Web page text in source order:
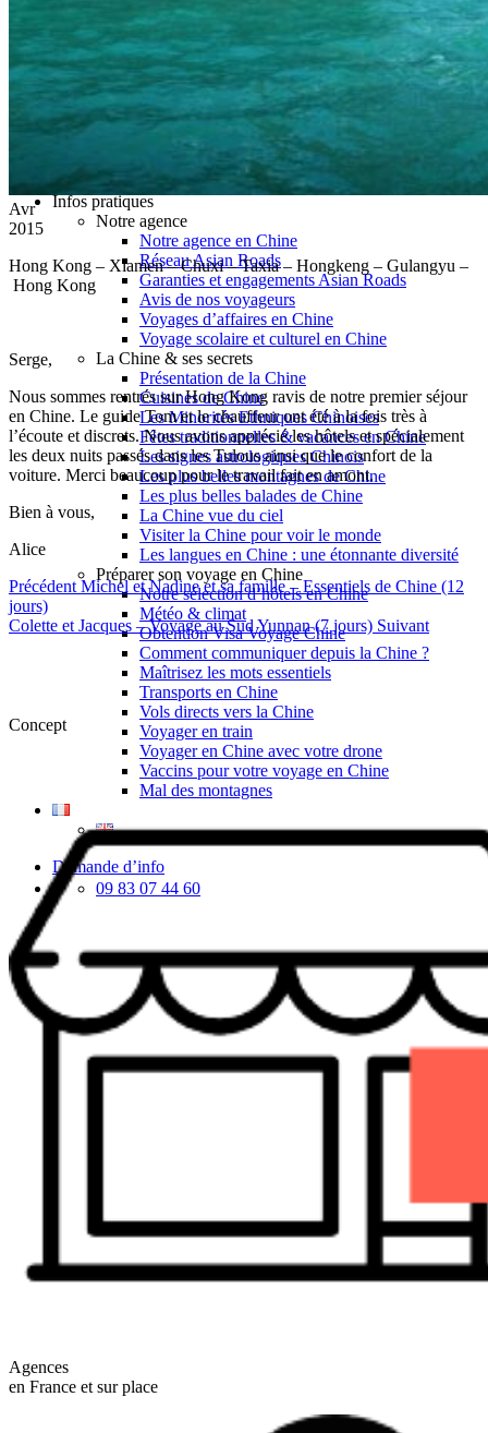
Culture & expériences
Nature et grands paysages
Famille et enfants
Trekking et aventure
Luxe et exception
Où et quand partir ?
Printemps
Hiver
Infos pratiques
Notre agence
Notre agence en Chine
Réseau Asian Roads
Garanties et engagements Asian Roads
Avis de nos voyageurs
Voyages d’affaires en Chine
Voyage scolaire et culturel en Chine
La Chine & ses secrets
Présentation de la Chine
Cuisines de Chine
Les Minorités Ethniques Chinoises
Fêtes traditionnelles & vacances en Chine
Les signes astrologiques Chinois
Les plus belles montagnes de Chine
Les plus belles balades de Chine
La Chine vue du ciel
Visiter la Chine pour voir le monde
Les langues en Chine : une étonnante diversité
Préparer son voyage en Chine
Notre sélection d’hôtels en Chine
Météo & climat
Obtention Visa Voyage Chine
Comment communiquer depuis la Chine ?
Maîtrisez les mots essentiels
Transports en Chine
Vols directs vers la Chine
Voyager en train
Voyager en Chine avec votre drone
Vaccins pour votre voyage en Chine
Mal des montagnes
Demande d’info
09 83 07 44 60
Avr
2015
Hong Kong – Xiamen – Chuxi – Taxia – Hongkeng – Gulangyu –
Hong Kong
Serge,
Nous sommes rentrés sur Hong Kong ravis de notre premier séjour
en Chine. Le guide Tom et le chauffeur ont été à la fois très à
l’écoute et discrets. Nous avons apprécié les hôtels et spécialement
les deux nuits passés dans les Tulous ainsi que le confort de la
voiture. Merci beaucoup pour le travail fait en amont.
Bien à vous,
Alice
Précédent Michel et Nadine et sa famille – Essentiels de Chine (12
jours)
Colette et Jacques – Voyage au Sud Yunnan (7 jours) Suivant
Concept
Agences
en France et sur place